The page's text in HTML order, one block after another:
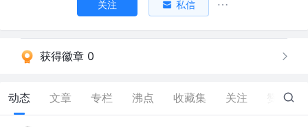
关注 私信
获得徽章 0
动态 文章 专栏 沸点 收藏集 关注 20